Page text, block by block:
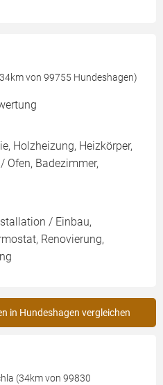
von 99755 Hundeshagen)
Holzheizung, Heizkörper,
Ofen, Badezimmer,
/ Einbau,
Renovierung,
in Hundeshagen vergleichen
(34km von 99830